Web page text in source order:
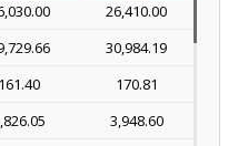
26,410.00
30,984.19
161.40
170.81
3,948.60